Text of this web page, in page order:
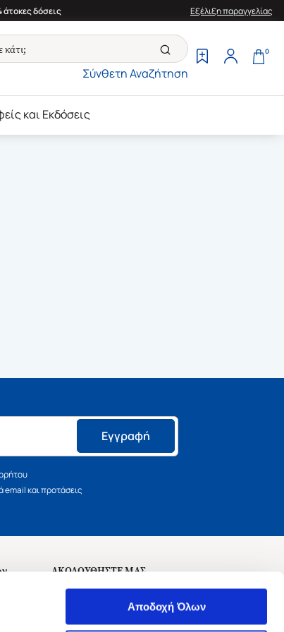
Αποδοχή Όλων
δόσεις Εξέλιξη παραγγελίας
Σύνθετη Αναζήτηση
0
και Εκδόσεις
Εγγραφή
και προτάσεις
ΑΚΟΛΟΥΘΗΣΤΕ ΜΑΣ